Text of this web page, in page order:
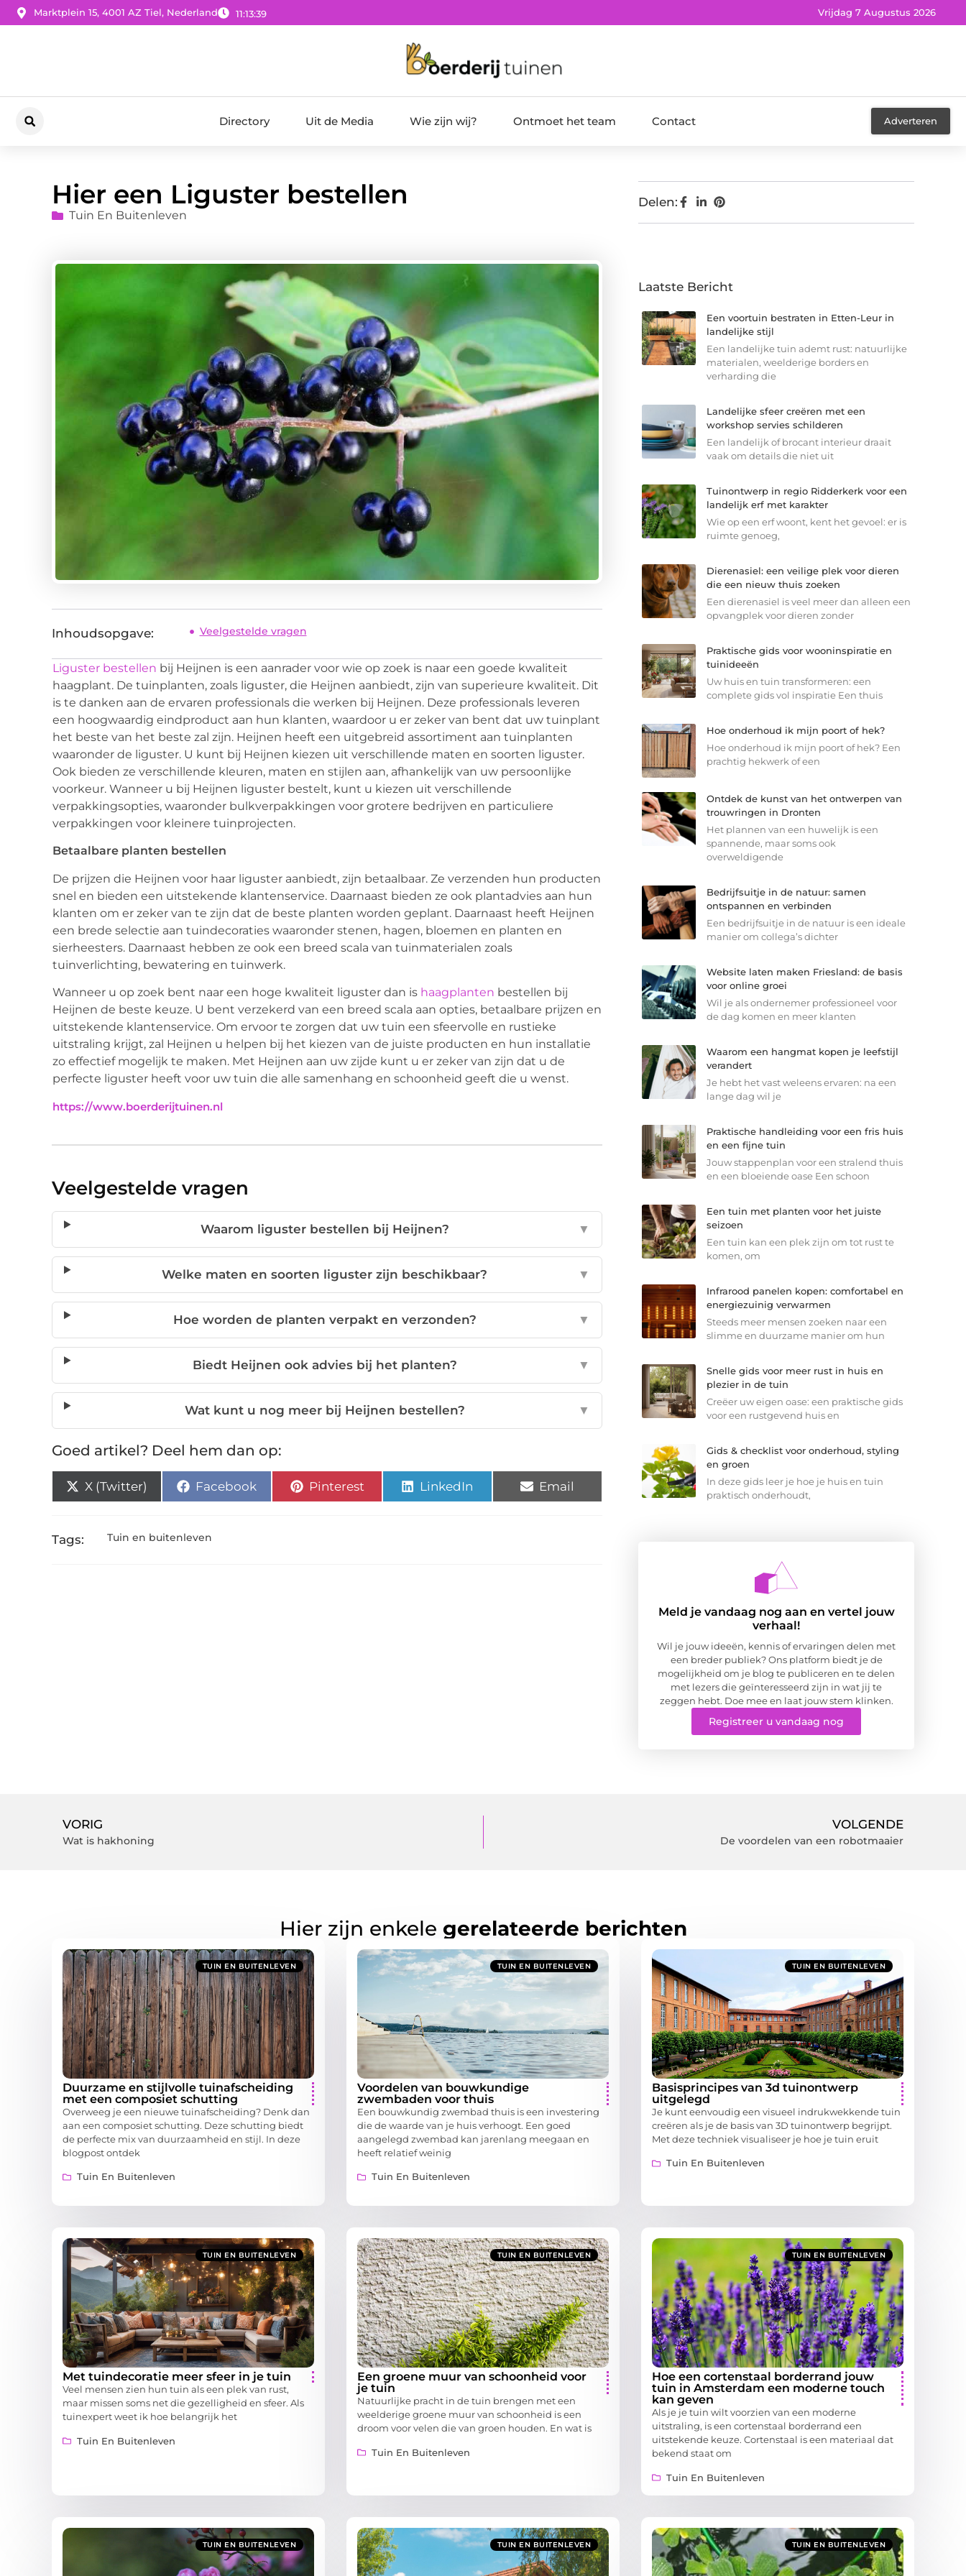
Marktplein 15, 4001 AZ Tiel, Nederland 11:13:40 Vrijdag 7 Augustus 2026
Directory Uit de Media Wie zijn wij? Ontmoet het team Contact Adverteren
Hier een Liguster bestellen
Tuin En Buitenleven
Inhoudsopgave: Veelgestelde vragen
Liguster bestellen bij Heijnen is een aanrader voor wie op zoek is naar een goede kwaliteit
haagplant. De tuinplanten, zoals liguster, die Heijnen aanbiedt, zijn van superieure kwaliteit. Dit
is te danken aan de ervaren professionals die werken bij Heijnen. Deze professionals leveren
een hoogwaardig eindproduct aan hun klanten, waardoor u er zeker van bent dat uw tuinplant
het beste van het beste zal zijn. Heijnen heeft een uitgebreid assortiment aan tuinplanten
waaronder de liguster. U kunt bij Heijnen kiezen uit verschillende maten en soorten liguster.
Ook bieden ze verschillende kleuren, maten en stijlen aan, afhankelijk van uw persoonlijke
voorkeur. Wanneer u bij Heijnen liguster bestelt, kunt u kiezen uit verschillende
verpakkingsopties, waaronder bulkverpakkingen voor grotere bedrijven en particuliere
verpakkingen voor kleinere tuinprojecten.
Betaalbare planten bestellen
De prijzen die Heijnen voor haar liguster aanbiedt, zijn betaalbaar. Ze verzenden hun producten
snel en bieden een uitstekende klantenservice. Daarnaast bieden ze ook plantadvies aan hun
klanten om er zeker van te zijn dat de beste planten worden geplant. Daarnaast heeft Heijnen
een brede selectie aan tuindecoraties waaronder stenen, hagen, bloemen en planten en
sierheesters. Daarnaast hebben ze ook een breed scala van tuinmaterialen zoals
tuinverlichting, bewatering en tuinwerk.
Wanneer u op zoek bent naar een hoge kwaliteit liguster dan is haagplanten bestellen bij
Heijnen de beste keuze. U bent verzekerd van een breed scala aan opties, betaalbare prijzen en
uitstekende klantenservice. Om ervoor te zorgen dat uw tuin een sfeervolle en rustieke
uitstraling krijgt, zal Heijnen u helpen bij het kiezen van de juiste producten en hun installatie
zo effectief mogelijk te maken. Met Heijnen aan uw zijde kunt u er zeker van zijn dat u de
perfecte liguster heeft voor uw tuin die alle samenhang en schoonheid geeft die u wenst.
https://www.boerderijtuinen.nl
Veelgestelde vragen
Waarom liguster bestellen bij Heijnen? ▼
Welke maten en soorten liguster zijn beschikbaar? ▼
Hoe worden de planten verpakt en verzonden? ▼
Biedt Heijnen ook advies bij het planten? ▼
Wat kunt u nog meer bij Heijnen bestellen? ▼
Goed artikel? Deel hem dan op:
X (Twitter) Facebook Pinterest LinkedIn Email
Tags: Tuin en buitenleven
Delen:
Laatste Bericht
Een voortuin bestraten in Etten-Leur in
landelijke stijl
Een landelijke tuin ademt rust: natuurlijke
materialen, weelderige borders en
verharding die
Landelijke sfeer creëren met een
workshop servies schilderen
Een landelijk of brocant interieur draait
vaak om details die niet uit
Tuinontwerp in regio Ridderkerk voor een
landelijk erf met karakter
Wie op een erf woont, kent het gevoel: er is
ruimte genoeg,
Dierenasiel: een veilige plek voor dieren
die een nieuw thuis zoeken
Een dierenasiel is veel meer dan alleen een
opvangplek voor dieren zonder
Praktische gids voor wooninspiratie en
tuinideeën
Uw huis en tuin transformeren: een
complete gids vol inspiratie Een thuis
Hoe onderhoud ik mijn poort of hek?
Hoe onderhoud ik mijn poort of hek? Een
prachtig hekwerk of een
Ontdek de kunst van het ontwerpen van
trouwringen in Dronten
Het plannen van een huwelijk is een
spannende, maar soms ook
overweldigende
Bedrijfsuitje in de natuur: samen
ontspannen en verbinden
Een bedrijfsuitje in de natuur is een ideale
manier om collega’s dichter
Website laten maken Friesland: de basis
voor online groei
Wil je als ondernemer professioneel voor
de dag komen en meer klanten
Waarom een hangmat kopen je leefstijl
verandert
Je hebt het vast weleens ervaren: na een
lange dag wil je
Praktische handleiding voor een fris huis
en een fijne tuin
Jouw stappenplan voor een stralend thuis
en een bloeiende oase Een schoon
Een tuin met planten voor het juiste
seizoen
Een tuin kan een plek zijn om tot rust te
komen, om
Infrarood panelen kopen: comfortabel en
energiezuinig verwarmen
Steeds meer mensen zoeken naar een
slimme en duurzame manier om hun
Snelle gids voor meer rust in huis en
plezier in de tuin
Creëer uw eigen oase: een praktische gids
voor een rustgevend huis en
Gids & checklist voor onderhoud, styling
en groen
In deze gids leer je hoe je huis en tuin
praktisch onderhoudt,
Meld je vandaag nog aan en vertel jouw
verhaal!
Wil je jouw ideeën, kennis of ervaringen delen met
een breder publiek? Ons platform biedt je de
mogelijkheid om je blog te publiceren en te delen
met lezers die geïnteresseerd zijn in wat jij te
zeggen hebt. Doe mee en laat jouw stem klinken.
Registreer u vandaag nog
VORIG
Wat is hakhoning
VOLGENDE
De voordelen van een robotmaaier
Hier zijn enkele gerelateerde berichten
TUIN EN BUITENLEVEN
Duurzame en stijlvolle tuinafscheiding
met een composiet schutting
Overweeg je een nieuwe tuinafscheiding? Denk dan
aan een composiet schutting. Deze schutting biedt
de perfecte mix van duurzaamheid en stijl. In deze
blogpost ontdek
Tuin En Buitenleven
TUIN EN BUITENLEVEN
Voordelen van bouwkundige
zwembaden voor thuis
Een bouwkundig zwembad thuis is een investering
die de waarde van je huis verhoogt. Een goed
aangelegd zwembad kan jarenlang meegaan en
heeft relatief weinig
Tuin En Buitenleven
TUIN EN BUITENLEVEN
Basisprincipes van 3d tuinontwerp
uitgelegd
Je kunt eenvoudig een visueel indrukwekkende tuin
creëren als je de basis van 3D tuinontwerp begrijpt.
Met deze techniek visualiseer je hoe je tuin eruit
Tuin En Buitenleven
TUIN EN BUITENLEVEN
Met tuindecoratie meer sfeer in je tuin
Veel mensen zien hun tuin als een plek van rust,
maar missen soms net die gezelligheid en sfeer. Als
tuinexpert weet ik hoe belangrijk het
Tuin En Buitenleven
TUIN EN BUITENLEVEN
Een groene muur van schoonheid voor
je tuin
Natuurlijke pracht in de tuin brengen met een
weelderige groene muur van schoonheid is een
droom voor velen die van groen houden. En wat is
Tuin En Buitenleven
TUIN EN BUITENLEVEN
Hoe een cortenstaal borderrand jouw
tuin in Amsterdam een moderne touch
kan geven
Als je je tuin wilt voorzien van een moderne
uitstraling, is een cortenstaal borderrand een
uitstekende keuze. Cortenstaal is een materiaal dat
bekend staat om
Tuin En Buitenleven
TUIN EN BUITENLEVEN TUIN EN BUITENLEVEN TUIN EN BUITENLEVEN